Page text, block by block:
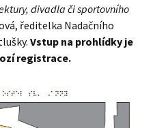
divadla či sportovního
ředitelka Nadačního
Vstup na prohlídky je
registrace.